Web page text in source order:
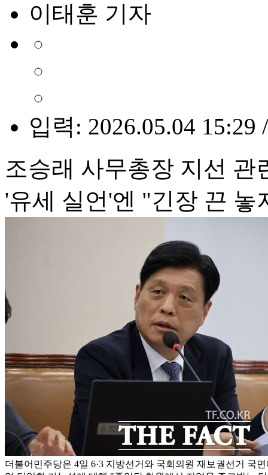
이태훈 기자
입력: 2026.05.04 15:29
조승래 사무총장 지선 관
'유세 실언'엔 "긴장 끈 놓
더불어민주당은 4일 6·3 지방선거와 국회의원 재보궐선거 국